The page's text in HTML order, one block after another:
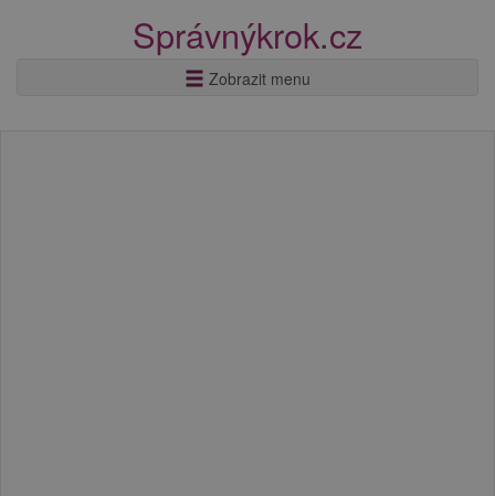
Správnýkrok.cz
Zobrazit menu